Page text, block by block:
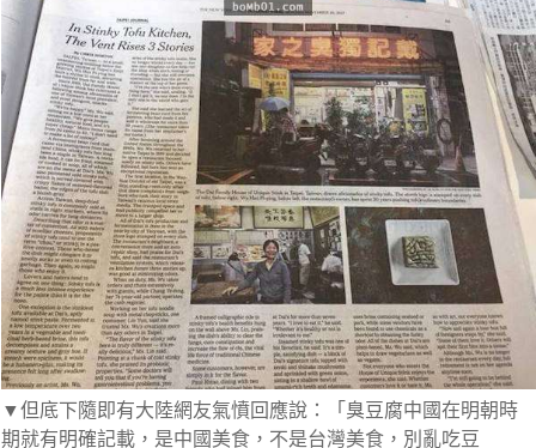
▼但底下隨即有大陸網友氣憤回應說：「臭豆腐中國在明朝時
期就有明確記載，是中國美食，不是台灣美食，別亂吃豆